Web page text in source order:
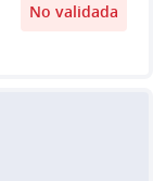
No validada